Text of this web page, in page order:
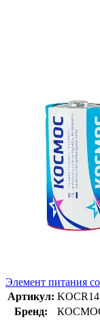
Элемент питания
Артикул: KOCR14
Бренд: